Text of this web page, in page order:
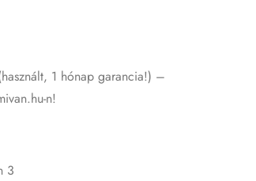
1 hónap garancia!) –
n!
3